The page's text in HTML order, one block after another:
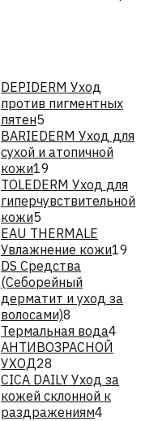
DEPIDERM Уход
против пигментных
пятен5
BARIEDERM Уход для
сухой и атопичной
кожи19
TOLEDERM Уход для
гиперчувствительной
кожи5
EAU THERMALE
Увлажнение кожи19
DS Средства
(Себорейный
дерматит и уход за
волосами)8
Термальная вода4
АНТИВОЗРАСНОЙ
УХОД28
CICA DAILY Уход за
кожей склонной к
раздражениям4